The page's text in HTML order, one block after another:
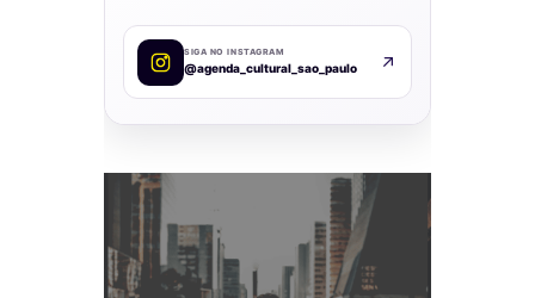
SIGA NO INSTAGRAM
@agenda_cultural_sao_paulo